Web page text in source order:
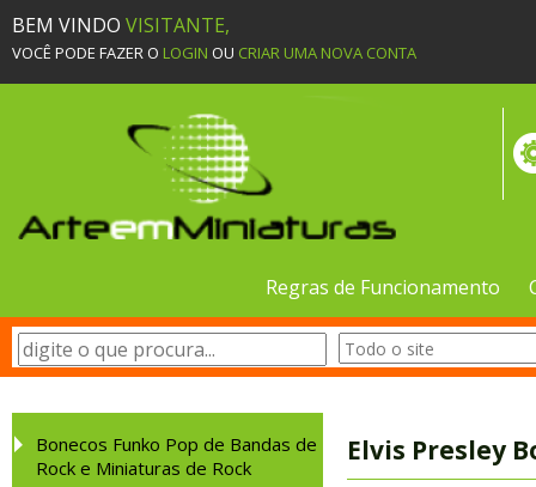
BEM VINDO VISITANTE,
VOCÊ PODE FAZER O LOGIN OU CRIAR UMA NOVA CONTA
Regras de Funcionamento
Bonecos Funko Pop de Bandas de
Rock e Miniaturas de Rock
Elvis Presley